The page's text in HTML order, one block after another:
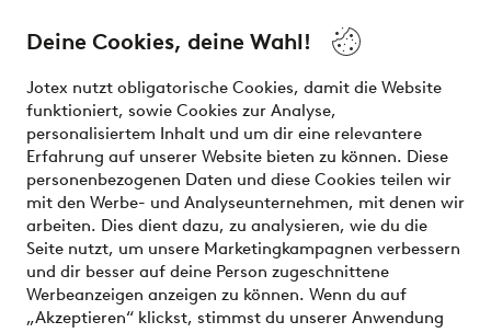
Deine Cookies, deine Wahl!
Jotex nutzt obligatorische Cookies, damit die Website
funktioniert, sowie Cookies zur Analyse,
personalisiertem Inhalt und um dir eine relevantere
Erfahrung auf unserer Website bieten zu können. Diese
personenbezogenen Daten und diese Cookies teilen wir
mit den Werbe- und Analyseunternehmen, mit denen wir
arbeiten. Dies dient dazu, zu analysieren, wie du die
Seite nutzt, um unsere Marketingkampagnen verbessern
und dir besser auf deine Person zugeschnittene
Werbeanzeigen anzeigen zu können. Wenn du auf
„Akzeptieren“ klickst, stimmst du unserer Anwendung
the latest trends, curated to make finding your next look
effortless. It’s all here.
Visit Ellos
Sichere Zahlungen - Jetzt bezahlen oder aufteilen
Möchtest du mehr über unsere
Zahlungsmöglichkeitenerfahren?